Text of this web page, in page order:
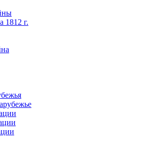
1812 г.